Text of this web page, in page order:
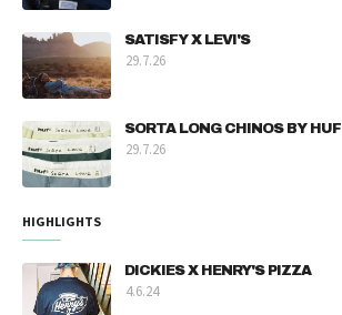
SATISFY X LEVI'S
29.7.26
SORTA LONG CHINOS BY HUF
29.7.26
HIGHLIGHTS
DICKIES X HENRY'S PIZZA
4.6.24